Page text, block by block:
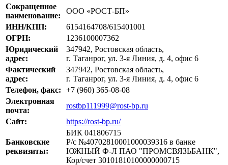
Сокращенное
наименование:
ООО «РОСТ-БП»
ИНН/КПП:
6154164708/615401001
ОГРН:
1236100007362
Юридический
адрес:
347942, Ростовская область,
г. Таганрог, ул. 3-я Линия, д. 4, офис 6
Фактический
адрес:
347942, Ростовская область,
г. Таганрог, ул. 3-я Линия, д. 4, офис 6
Телефон, факс:
+7 (960) 365-08-08
Электронная
почта:
rostbp111999@rost-bp.ru
Сайт:
https://rost-bp.ru/
Банковские
реквизиты:
БИК 041806715
Р/с №40702810001000039316 в банке
ЮЖНЫЙ Ф-Л ПАО "ПРОМСВЯЗЬБАНК",
Кор/счет 30101810100000000715